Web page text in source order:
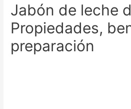
Jabón de leche
Propiedades,
preparación